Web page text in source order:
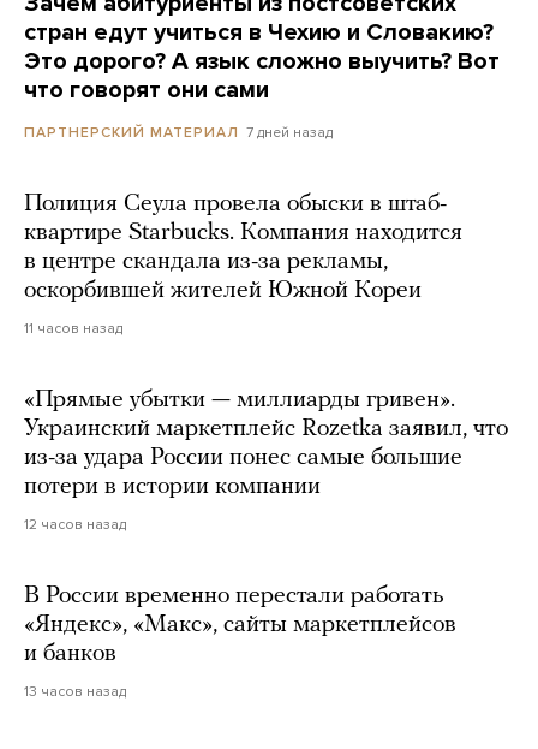
стран едут учиться в Чехию и Словакию?
Это дорого? А язык сложно выучить? Вот
что говорят они сами
ПАРТНЕРСКИЙ МАТЕРИАЛ 7 дней назад
Полиция Сеула провела обыски в штаб-
квартире Starbucks. Компания находится
в центре скандала из-за рекламы,
оскорбившей жителей Южной Кореи
11 часов назад
«Прямые убытки — миллиарды гривен».
Украинский маркетплейс Rozetka заявил, что
из-за удара России понес самые большие
потери в истории компании
12 часов назад
В России временно перестали работать
«Яндекс», «Макс», сайты маркетплейсов
и банков
13 часов назад